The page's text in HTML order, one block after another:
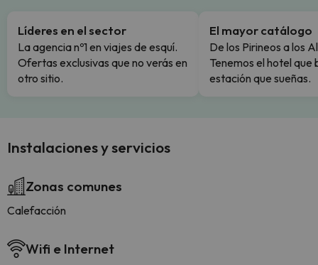
Líderes en el sector
La agencia nº1 en viajes de esquí.
Ofertas exclusivas que no verás en
otro sitio.
El mayor catálogo
De los Pirineos a los
Tenemos el hotel que
estación que sueñas.
Instalaciones y servicios
Zonas comunes
Calefacción
Wifi e Internet